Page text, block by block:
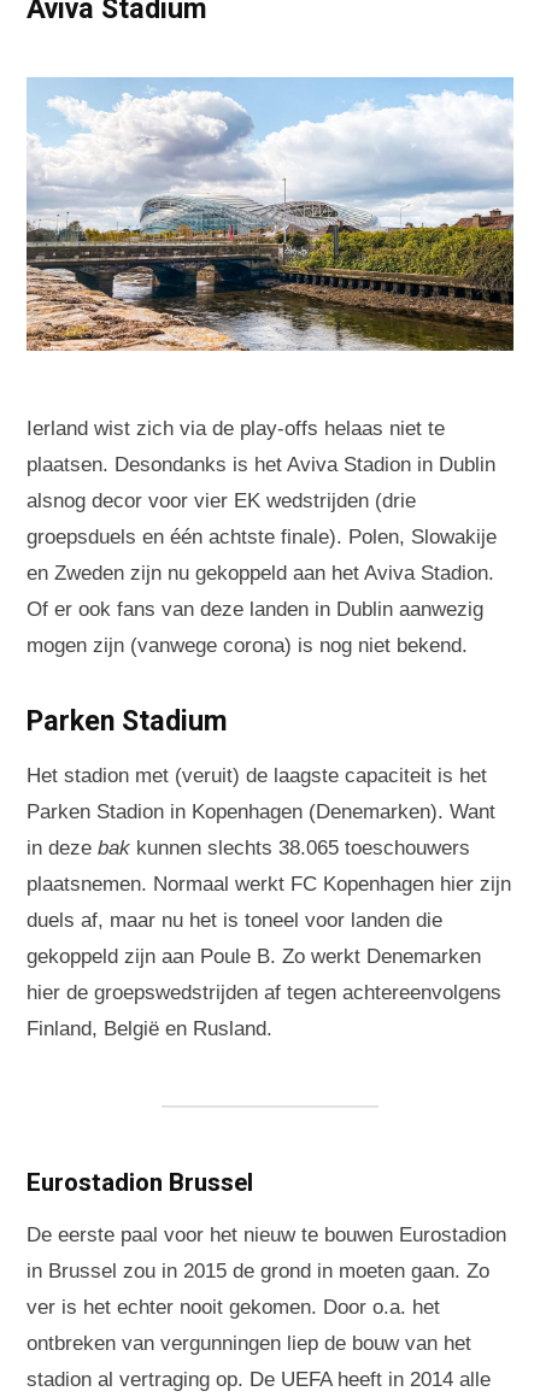
Aviva Stadium
Ierland wist zich via de play-offs helaas niet te
plaatsen. Desondanks is het Aviva Stadion in Dublin
alsnog decor voor vier EK wedstrijden (drie
groepsduels en één achtste finale). Polen, Slowakije
en Zweden zijn nu gekoppeld aan het Aviva Stadion.
Of er ook fans van deze landen in Dublin aanwezig
mogen zijn (vanwege corona) is nog niet bekend.
Parken Stadium
Het stadion met (veruit) de laagste capaciteit is het
Parken Stadion in Kopenhagen (Denemarken). Want
in deze bak kunnen slechts 38.065 toeschouwers
plaatsnemen. Normaal werkt FC Kopenhagen hier zijn
duels af, maar nu het is toneel voor landen die
gekoppeld zijn aan Poule B. Zo werkt Denemarken
hier de groepswedstrijden af tegen achtereenvolgens
Finland, België en Rusland.
Eurostadion Brussel
De eerste paal voor het nieuw te bouwen Eurostadion
in Brussel zou in 2015 de grond in moeten gaan. Zo
ver is het echter nooit gekomen. Door o.a. het
ontbreken van vergunningen liep de bouw van het
stadion al vertraging op. De UEFA heeft in 2014 alle